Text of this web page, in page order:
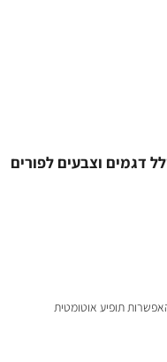
(האפשרות תופיע אוטומטית
דגמים וצבעים לפורים